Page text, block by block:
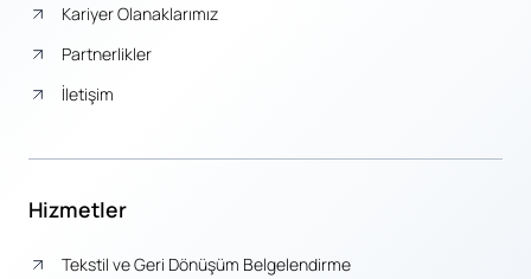
Kariyer Olanaklarımız
Partnerlikler
İletişim
Hizmetler
Tekstil ve Geri Dönüşüm Belgelendirme